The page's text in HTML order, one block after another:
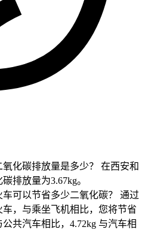
化碳排放量是多少？
在西安和
排放量为3.67kg。
可以节省多少二氧化碳？
通过
，与乘坐飞机相比，您将节省
共汽车相比，4.72kg 与汽车相